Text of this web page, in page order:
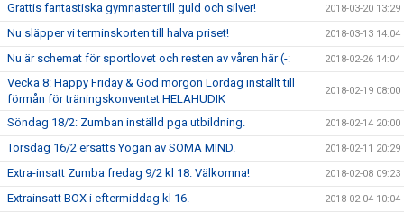
Grattis fantastiska gymnaster till guld och silver! 2018-03-20 13:29
Nu släpper vi terminskorten till halva priset! 2018-03-13 14:04
Nu är schemat för sportlovet och resten av våren här (-: 2018-02-26 14:04
Vecka 8: Happy Friday & God morgon Lördag inställt till
förmån för träningskonventet HELAHUDIK
2018-02-19 08:00
Söndag 18/2: Zumban inställd pga utbildning. 2018-02-14 20:00
Torsdag 16/2 ersätts Yogan av SOMA MIND. 2018-02-11 20:29
Extra-insatt Zumba fredag 9/2 kl 18. Välkomna! 2018-02-08 09:23
Extrainsatt BOX i eftermiddag kl 16. 2018-02-04 10:04